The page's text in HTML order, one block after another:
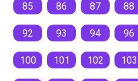
85 86 87 88
92 93 94 96
100 101 102 103